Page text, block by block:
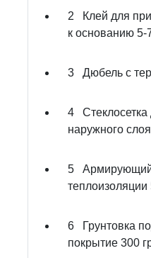
2
Клей для
к основанию 5-
3 Дюбель с
4
наружного слоя
5
теплоизоляции
6
Грунтовка
покрытие 300